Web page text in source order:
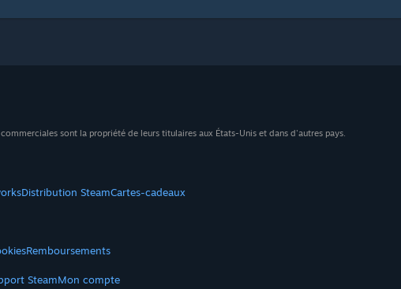
sont la propriété de leurs titulaires aux États-Unis et dans d'autres pays.
Distribution SteamCartes-cadeaux
Remboursements
SteamMon compte